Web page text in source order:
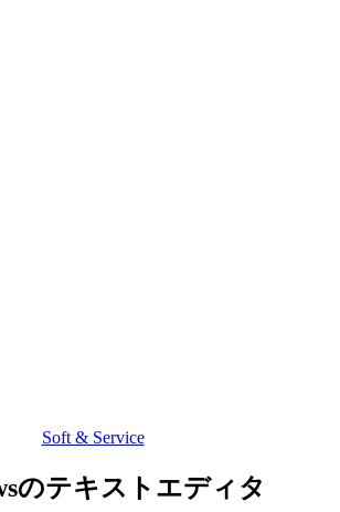
カ
ゴ
Soft & Service
のテキストエディタ